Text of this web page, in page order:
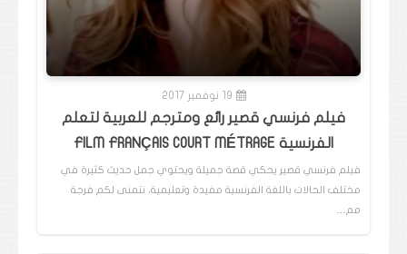
19 نوفمبر 2017
فيلم فرنسي قصير رائع ومترجم للعربية لتعلم
الفرنسية FILM FRANÇAIS COURT MÉTRAGE
فيلم فرنسي قصير يحكي قصة جميلة ويحتوي جمل حديث كثيرة في
مختلف الحالات باللغة الفرنسية مفيدة وتعليمية، نتمنى لكم فرجة
مم…